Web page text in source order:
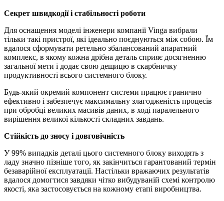
Секрет швидкодії і стабільності роботи
Для оснащення моделі інженери компанії Vinga вибрали
тільки такі пристрої, які ідеально поєднуються між собою. Їм
вдалося сформувати ретельно збалансований апаратний
комплекс, в якому кожна дрібна деталь сприяє досягненню
загальної мети і додає свою дещицю в скарбничку
продуктивності всього системного блоку.
Будь-який окремий компонент системи працює гранично
ефективно і забезпечує максимальну злагодженість процесів
при обробці великих масивів даних, в ході паралельного
вирішення великої кількості складних завдань.
Стійкість до зносу і довговічність
У 99% випадків деталі цього системного блоку виходять з
ладу значно пізніше того, як закінчиться гарантований термін
безаварійної експлуатації. Настільки вражаючих результатів
вдалося домогтися завдяки чітко вибудуваній схемі контролю
якості, яка застосовується на кожному етапі виробництва.